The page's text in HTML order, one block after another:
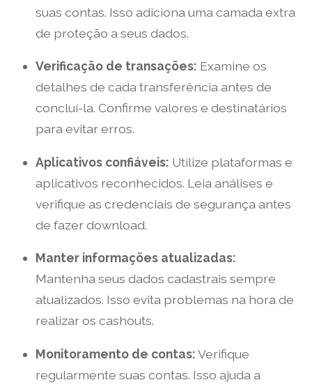
suas contas. Isso adiciona uma camada extra
de proteção a seus dados.
Verificação de transações: Examine os
detalhes de cada transferência antes de
concluí-la. Confirme valores e destinatários
para evitar erros.
Aplicativos confiáveis: Utilize plataformas e
aplicativos reconhecidos. Leia análises e
verifique as credenciais de segurança antes
de fazer download.
Manter informações atualizadas:
Mantenha seus dados cadastrais sempre
atualizados. Isso evita problemas na hora de
realizar os cashouts.
Monitoramento de contas:Verifique
regularmente suas contas. Isso ajuda a